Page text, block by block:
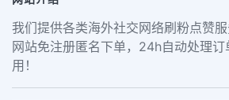
我们提供各类海外社交网络刷粉点赞服
网站免注册匿名下单，24h自动处理
用！